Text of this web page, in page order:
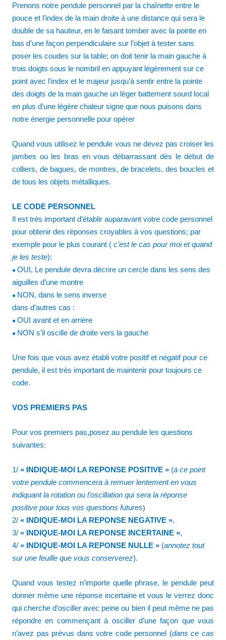
Prenons notre pendule personnel par la chaînette entre le
pouce et l’index de la main droite à une distance qui sera le
double de sa hauteur, en le faisant tomber avec la pointe en
bas d’une façon perpendiculaire sur l’objet à tester sans
poser les coudes sur la table; on doit tenir la main gauche à
trois doigts sous le nombril en appuyant légèrement sur ce
point avec l’index et le majeur jusqu’à sentir entre la pointe
des doigts de la main gauche un léger battement sourd local
en plus d’une légère chaleur signe que nous puisons dans
notre énergie personnelle pour opérer
Quand vous utilisez le pendule vous ne devez pas croiser les
jambes ou les bras en vous débarrassant dès le début de
colliers, de bagues, de montres, de bracelets, des boucles et
de tous les objets métalliques.
LE CODE PERSONNEL
Il est très important d’établir auparavant votre code personnel
pour obtenir des réponses croyables à vos questions; par
exemple pour le plus courant ( c’est le cas pour moi et quand
je les teste):
● OUI, Le pendule devra décrire un cercle dans les sens des
aiguilles d’une montre
● NON, dans le sens inverse
dans d’autres cas :
● OUI avant et en arrière
● NON s’il oscille de droite vers la gauche
Une fois que vous avez établi votre positif et négatif pour ce
pendule, il est très important de maintenir pour toujours ce
code.
VOS PREMIERS PAS
Pour vos premiers pas,posez au pendule les questions
suivantes:
1/ « INDIQUE-MOI LA REPONSE POSITIVE » (à ce point
votre pendule commencera à remuer lentement en vous
indiquant la rotation ou l’oscillation qui sera la réponse
positive pour tous vos questions futures)
2/ « INDIQUE-MOI LA REPONSE NEGATIVE »,
3/ « INDIQUE-MOI LA REPONSE INCERTAINE »,
4/ « INDIQUE-MOI LA REPONSE NULLE » (annotez tout
sur une feuille que vous conserverez).
Quand vous testez n’importe quelle phrase, le pendule peut
donner même une réponse incertaine et vous le verrez donc
qui cherche d’osciller avec peine ou bien il peut même ne pas
répondre en commençant à osciller d’une façon que vous
n’avez pas prévus dans votre code personnel (dans ce cas